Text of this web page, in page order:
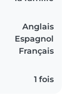
Anglais
Espagnol
Français
1 fois